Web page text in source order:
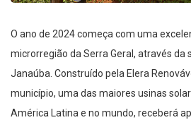
O ano de 2024 começa com uma
microrregião da Serra Geral, através da
Janaúba. Construído pela Elera
município, uma das maiores usinas
América Latina e no mundo, receberá